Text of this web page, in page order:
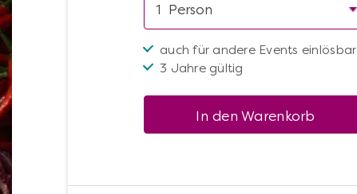
auch für andere Events einlösbar
3 Jahre gültig
In den Warenkorb